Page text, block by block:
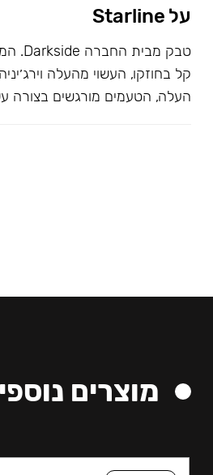
על Starline
קל בחוזקו, העשוי מהעלה
העלה, הטעמים מורגשים בצורה
מוצרים